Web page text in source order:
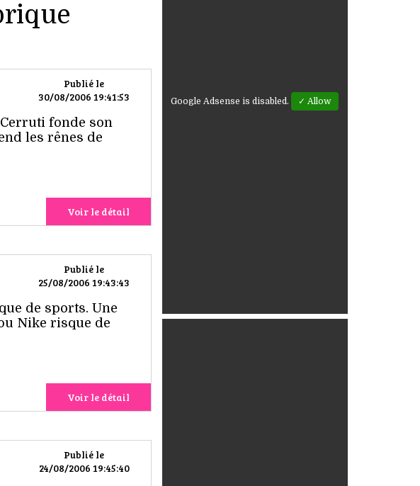
Publié le
30/08/2006 19:41:53
fonde son
les rênes de
Voir le détail
Publié le
25/08/2006 19:43:43
de sports. Une
Nike risque de
Voir le détail
Publié le
24/08/2006 19:45:40
Google Adsense is disabled. ✓ Allow